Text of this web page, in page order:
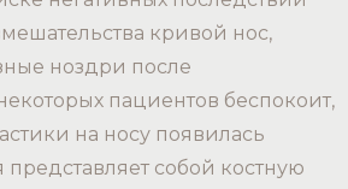
кривой нос,
ноздри после
пациентов беспокоит,
на носу появилась
представляет собой костную